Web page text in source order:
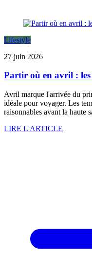
Lifestyle
27 juin 2026
Partir où en avril : les
Avril marque l'arrivée du
idéale pour voyager. Les
raisonnables avant la haute
LIRE L'ARTICLE